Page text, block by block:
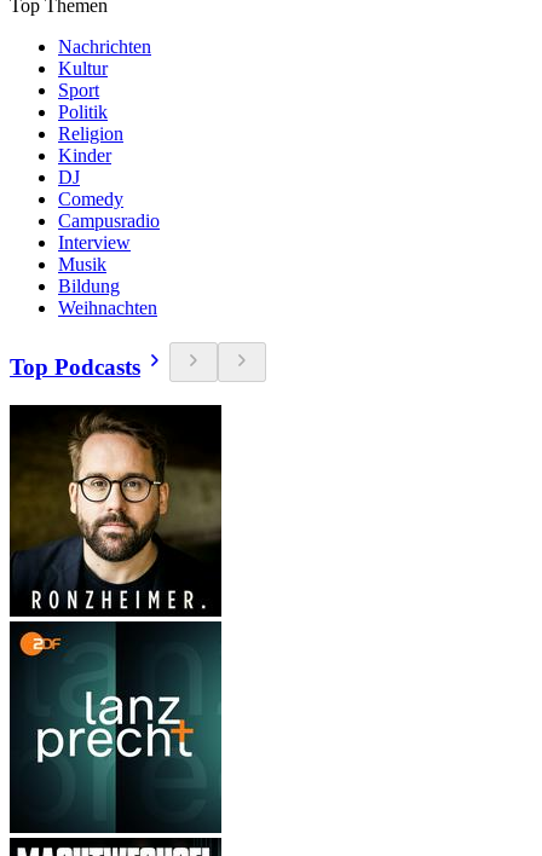
Top Themen
Nachrichten
Kultur
Sport
Politik
Religion
Kinder
DJ
Comedy
Campusradio
Interview
Musik
Bildung
Weihnachten
Top Podcasts